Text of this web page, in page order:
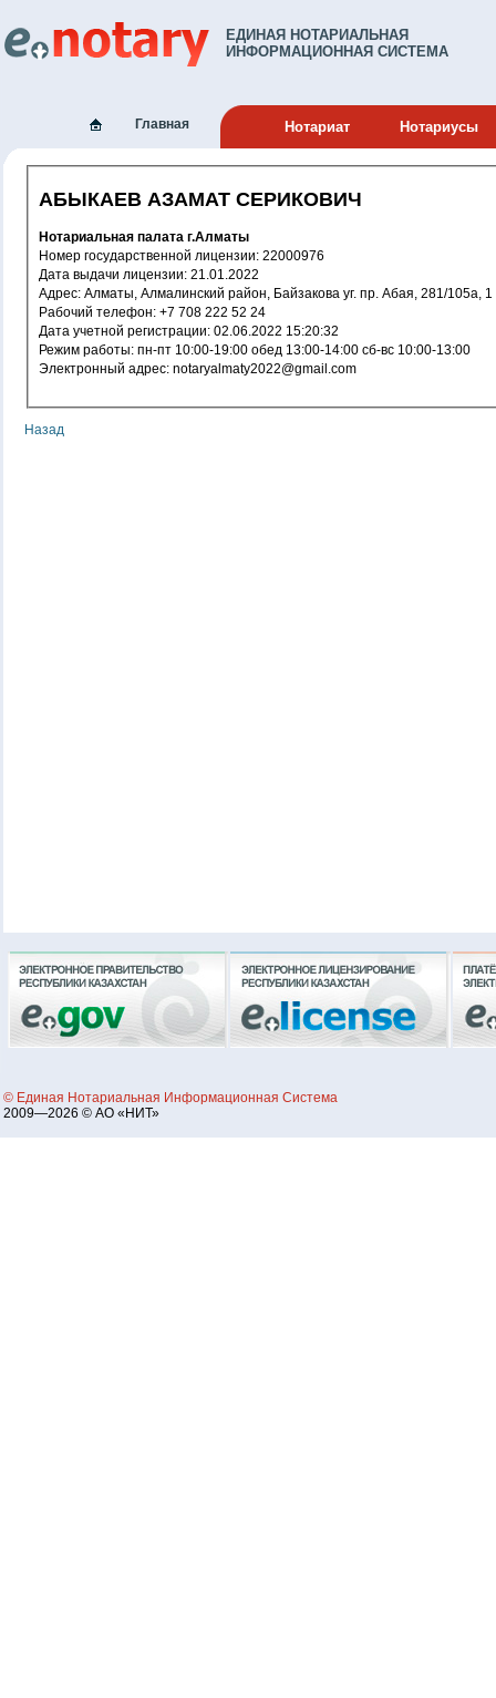
ЕДИНАЯ НОТАРИАЛЬНАЯ
ИНФОРМАЦИОННАЯ СИСТЕМА
Главная Нотариат Нотариусы
АБЫКАЕВ АЗАМАТ СЕРИКОВИЧ
Нотариальная палата г.Алматы
Номер государственной лицензии: 22000976
Дата выдачи лицензии: 21.01.2022
Адрес: Алматы, Алмалинский район, Байзакова уг. пр. Абая, 281/105а, 1
Рабочий телефон: +7 708 222 52 24
Дата учетной регистрации: 02.06.2022 15:20:32
Режим работы: пн-пт 10:00-19:00 обед 13:00-14:00 сб-вс 10:00-13:00
Электронный адрес: notaryalmaty2022@gmail.com
Назад
© Единая Нотариальная Информационная Система
2009—2026 © АО «НИТ»